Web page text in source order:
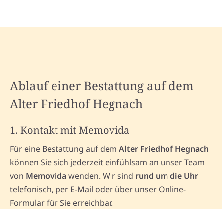
Ablauf einer Bestattung auf dem
Alter Friedhof Hegnach
1. Kontakt mit Memovida
Für eine Bestattung auf dem Alter Friedhof Hegnach
können Sie sich jederzeit einfühlsam an unser Team
von Memovidawenden. Wir sind rund um die Uhr
telefonisch, per E-Mail oder über unser Online-
Formular für Sie erreichbar.